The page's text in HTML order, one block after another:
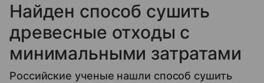
Найден способ сушить
древесные отходы с
минимальными затратами
Российские ученые нашли способ сушить